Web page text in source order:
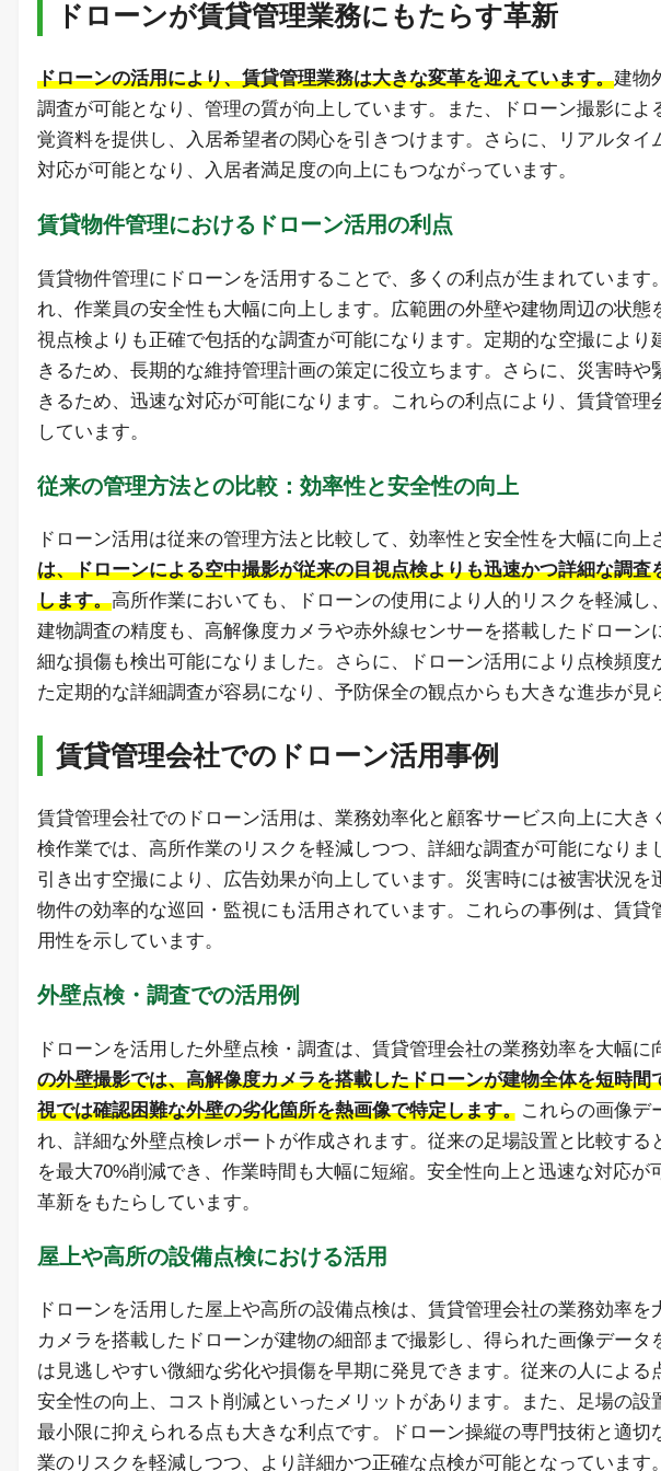
ドローンが賃貸管理業務にもたらす革新
ドローンの活用により、賃貸管理業務は大きな変革を迎えています。建物
調査が可能となり、管理の質が向上しています。また、ドローン撮影に
覚資料を提供し、入居希望者の関心を引きつけます。さらに、リアルタイ
対応が可能となり、入居者満足度の向上にもつながっています。
賃貸物件管理におけるドローン活用の利点
賃貸物件管理にドローンを活用することで、多くの利点が生まれています
れ、作業員の安全性も大幅に向上します。広範囲の外壁や建物周辺の状態
視点検よりも正確で包括的な調査が可能になります。定期的な空撮によ
きるため、長期的な維持管理計画の策定に役立ちます。さらに、災害時
きるため、迅速な対応が可能になります。これらの利点により、賃貸管理
しています。
従来の管理方法との比較：効率性と安全性の向上
ドローン活用は従来の管理方法と比較して、効率性と安全性を大幅に向上
は、ドローンによる空中撮影が従来の目視点検よりも迅速かつ詳細な調
します。高所作業においても、ドローンの使用により人的リスクを軽減し
建物調査の精度も、高解像度カメラや赤外線センサーを搭載したドローン
細な損傷も検出可能になりました。さらに、ドローン活用により点検頻度
た定期的な詳細調査が容易になり、予防保全の観点からも大きな進歩が見
賃貸管理会社でのドローン活用事例
賃貸管理会社でのドローン活用は、業務効率化と顧客サービス向上に大き
検作業では、高所作業のリスクを軽減しつつ、詳細な調査が可能になりま
引き出す空撮により、広告効果が向上しています。災害時には被害状況
物件の効率的な巡回・監視にも活用されています。これらの事例は、賃
用性を示しています。
外壁点検・調査での活用例
ドローンを活用した外壁点検・調査は、賃貸管理会社の業務効率を大幅に
の外壁撮影では、高解像度カメラを搭載したドローンが建物全体を短時
視では確認困難な外壁の劣化箇所を熱画像で特定します。 これらの画像デ
れ、詳細な外壁点検レポートが作成されます。従来の足場設置と比較する
を最大70%削減でき、作業時間も大幅に短縮。安全性向上と迅速な対応が
革新をもたらしています。
屋上や高所の設備点検における活用
ドローンを活用した屋上や高所の設備点検は、賃貸管理会社の業務効率
カメラを搭載したドローンが建物の細部まで撮影し、得られた画像デー
は見逃しやすい微細な劣化や損傷を早期に発見できます。従来の人によ
安全性の向上、コスト削減といったメリットがあります。また、足場の設
最小限に抑えられる点も大きな利点です。ドローン操縦の専門技術と適
業のリスクを軽減しつつ、より詳細かつ正確な点検が可能となっています。